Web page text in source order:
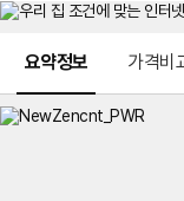
요약정보 가격비